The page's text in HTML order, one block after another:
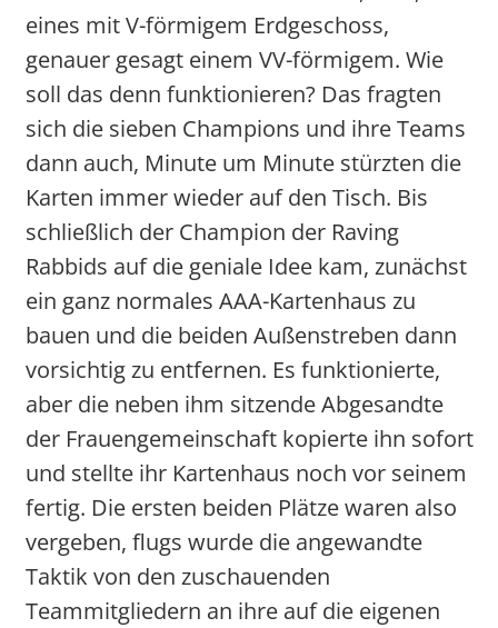
eines mit V-förmigem Erdgeschoss,
genauer gesagt einem VV-förmigem. Wie
soll das denn funktionieren? Das fragten
sich die sieben Champions und ihre Teams
dann auch, Minute um Minute stürzten die
Karten immer wieder auf den Tisch. Bis
schließlich der Champion der Raving
Rabbids auf die geniale Idee kam, zunächst
ein ganz normales AAA-Kartenhaus zu
bauen und die beiden Außenstreben dann
vorsichtig zu entfernen. Es funktionierte,
aber die neben ihm sitzende Abgesandte
der Frauengemeinschaft kopierte ihn sofort
und stellte ihr Kartenhaus noch vor seinem
fertig. Die ersten beiden Plätze waren also
vergeben, flugs wurde die angewandte
Taktik von den zuschauenden
Teammitgliedern an ihre auf die eigenen